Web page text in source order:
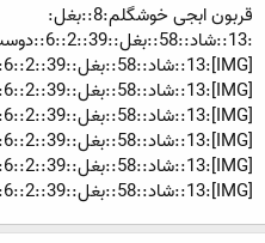
قربون ابجی خوشگلم:8::بغل:
[IMG]:13::شاد::58::بغل::39::2::6::دوست::14::شاد2: